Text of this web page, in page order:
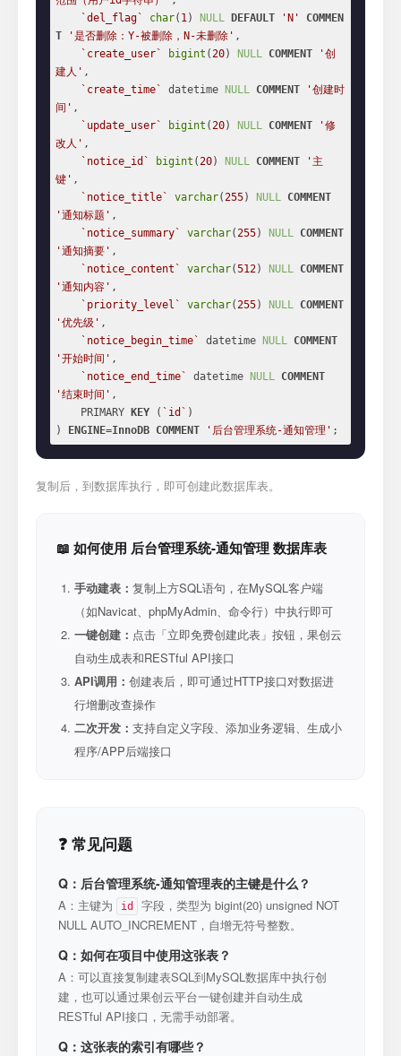
`del_flag`
char( 1) NULL DEFAULT 'N'
COMMEN
T
'是否删除：Y-被删除，N-未删除' ,
`create_user`
bigint (20) NULL COMMENT
'创
建人' ,
`create_time`
datetime NULL COMMENT
'创建时
间' ,
`update_user`
bigint (20) NULL COMMENT
'修
改人' ,
`notice_id`
bigint (20) NULL COMMENT
'主
键' ,
`notice_title`
varchar(255) NULL COMMENT
'通知标题' ,
`notice_summary`
varchar(255) NULL COMMENT
'通知摘要' ,
`notice_content`
varchar(512) NULL COMMENT
'通知内容' ,
`priority_level`
varchar(255) NULL COMMENT
'优先级' ,
`notice_begin_time`
datetime NULL COMMENT
'开始时间' ,
`notice_end_time`
datetime NULL COMMENT
'结束时间' ,
    PRIMARY
KEY ( `id` )
)
ENGINE=InnoDB COMMENT '后台管理系统-通知管理' ;
复制后，到数据库执行，即可创建此数据库表。
📖 如何使用 后台管理系统-通知管理 数据库表
手动建表： 复制上方SQL语句，在MySQL客户端
（如Navicat、phpMyAdmin、命令行）中执行即可
一键创建： 点击「立即免费创建此表」按钮，果创云
自动生成表和RESTful API接口
API调用： 创建表后，即可通过HTTP接口对数据进
行增删改查操作
二次开发： 支持自定义字段、添加业务逻辑、生成小
程序/APP后端接口
❓ 常见问题
Q：后台管理系统-通知管理表的主键是什么？
A：主键为 id
字段，类型为 bigint(20) unsigned NOT
NULL AUTO_INCREMENT，自增无符号整数。
Q：如何在项目中使用这张表？
A：可以直接复制建表SQL到MySQL数据库中执行创
建，也可以通过果创云平台一键创建并自动生成
RESTful API接口，无需手动部署。
Q：这张表的索引有哪些？